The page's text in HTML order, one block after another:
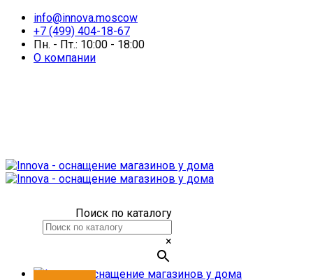
info@innova.moscow
+7 (499) 404-18-67
Пн. - Пт.: 10:00 - 18:00
О компании
Поиск по каталогу
×